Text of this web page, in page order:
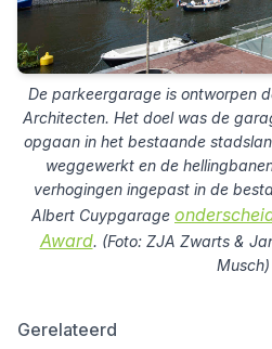
De parkeergarage is ontworpen
Architecten. Het doel was de
opgaan in het bestaande
weggewerkt en de
verhogingen ingepast in de
Albert Cuypgarage
Award. (Foto: ZJA Zwarts &
Musch)
Gerelateerd